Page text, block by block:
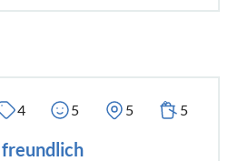
4 5 5 5
freundlich